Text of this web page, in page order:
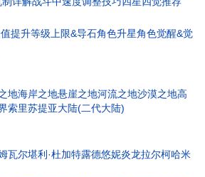
提升等级上限&导石角色升星角色觉醒&觉
地海岸之地悬崖之地河流之地沙漠之地高
索里苏提亚大陆(二代大陆)
瓦尔堪利·杜加特露德悠妮炎龙拉尔柯哈米